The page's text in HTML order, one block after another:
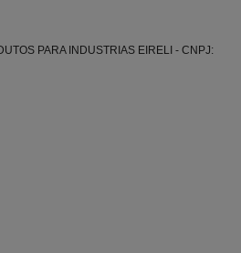
PARA INDUSTRIAS EIRELI - CNPJ: